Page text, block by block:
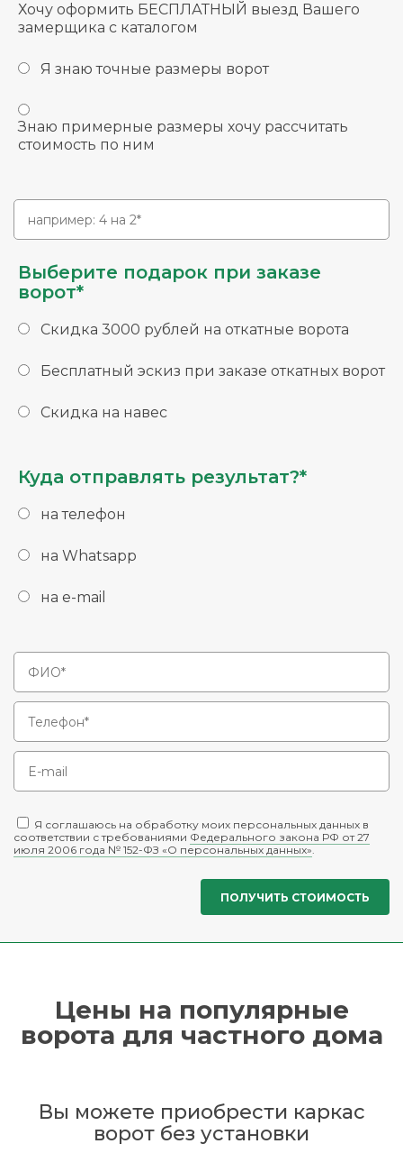
Хочу оформить БЕСПЛАТНЫЙ выезд Вашего
замерщика с каталогом
Я знаю точные размеры ворот
Знаю примерные размеры хочу рассчитать
стоимость по ним
Выберите подарок при заказе
ворот*
Скидка 3000 рублей на откатные ворота
Бесплатный эскиз при заказе откатных ворот
Скидка на навес
Куда отправлять результат?*
на телефон
на Whatsapp
на e-mail
Я соглашаюсь на обработку моих персональных данных в
соответствии с требованиями Федерального закона РФ от 27
июля 2006 года № 152-ФЗ «О персональных данных».
Цены на популярные
ворота для частного дома
Вы можете приобрести каркас
ворот без установки